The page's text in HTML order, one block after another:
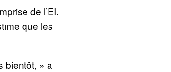
de l’EI.
que les
bientôt, » a